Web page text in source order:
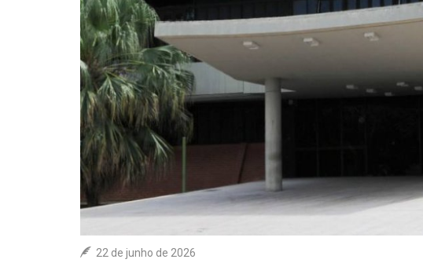
22 de junho de 2026